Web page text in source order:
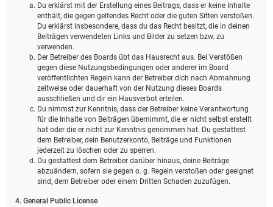
Du erklärst mit der Erstellung eines Beitrags, dass er keine Inhalte
enthält, die gegen geltendes Recht oder die guten Sitten verstoßen.
Du erklärst insbesondere, dass du das Recht besitzt, die in deinen
Beiträgen verwendeten Links und Bilder zu setzen bzw. zu
verwenden.
Der Betreiber des Boards übt das Hausrecht aus. Bei Verstößen
gegen diese Nutzungsbedingungen oder anderer im Board
veröffentlichten Regeln kann der Betreiber dich nach Abmahnung
zeitweise oder dauerhaft von der Nutzung dieses Boards
ausschließen und dir ein Hausverbot erteilen.
Du nimmst zur Kenntnis, dass der Betreiber keine Verantwortung
für die Inhalte von Beiträgen übernimmt, die er nicht selbst erstellt
hat oder die er nicht zur Kenntnis genommen hat. Du gestattest
dem Betreiber, dein Benutzerkonto, Beiträge und Funktionen
jederzeit zu löschen oder zu sperren.
Du gestattest dem Betreiber darüber hinaus, deine Beiträge
abzuändern, sofern sie gegen o. g. Regeln verstoßen oder geeignet
sind, dem Betreiber oder einem Dritten Schaden zuzufügen.
4. General Public License